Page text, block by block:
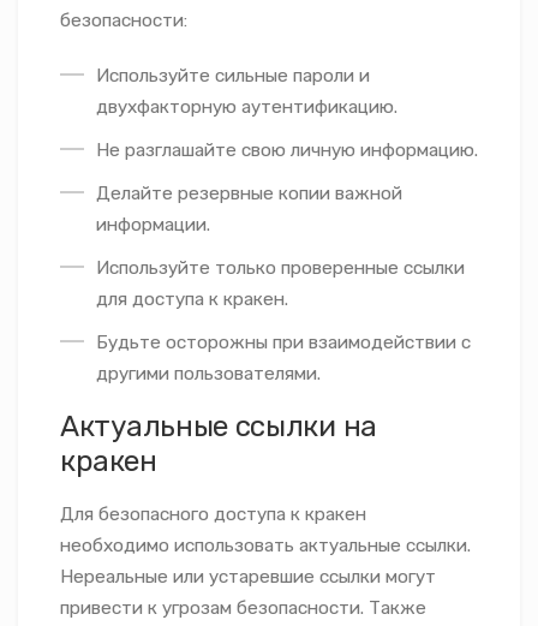
безопасности:
Используйте сильные пароли и
двухфакторную аутентификацию.
Не разглашайте свою личную информацию.
Делайте резервные копии важной
информации.
Используйте только проверенные ссылки
для доступа к кракен.
Будьте осторожны при взаимодействии с
другими пользователями.
Актуальные ссылки на
кракен
Для безопасного доступа к кракен
необходимо использовать актуальные ссылки.
Нереальные или устаревшие ссылки могут
привести к угрозам безопасности. Также